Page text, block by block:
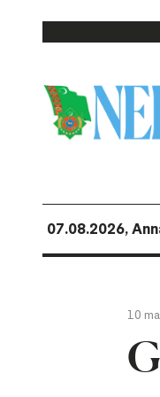
07.08.2026,
10